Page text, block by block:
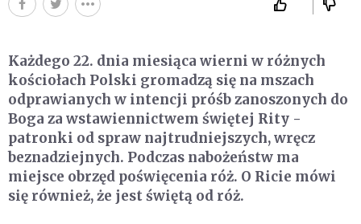
Każdego 22. dnia miesiąca wierni w różnych
kościołach Polski gromadzą się na mszach
odprawianych w intencji próśb zanoszonych do
Boga za wstawiennictwem świętej Rity -
patronki od spraw najtrudniejszych, wręcz
beznadziejnych. Podczas nabożeństw ma
miejsce obrzęd poświęcenia róż. O Ricie mówi
się również, że jest świętą od róż.